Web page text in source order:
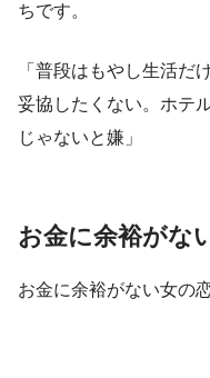
ちです。
「普段はもやし生活だ
妥協したくない。ホテ
じゃないと嫌」
お金に余裕がな
お金に余裕がない女の